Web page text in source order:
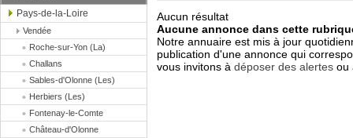
Pays-de-la-Loire
Vendée
Roche-sur-Yon (La)
Challans
Sables-d'Olonne (Les)
Herbiers (Les)
Fontenay-le-Comte
Château-d'Olonne
Aucun résultat
Aucune annonce dans cette
Notre annuaire est mis à jour
publication d'une annonce qui
vous invitons à déposer des alertes ou